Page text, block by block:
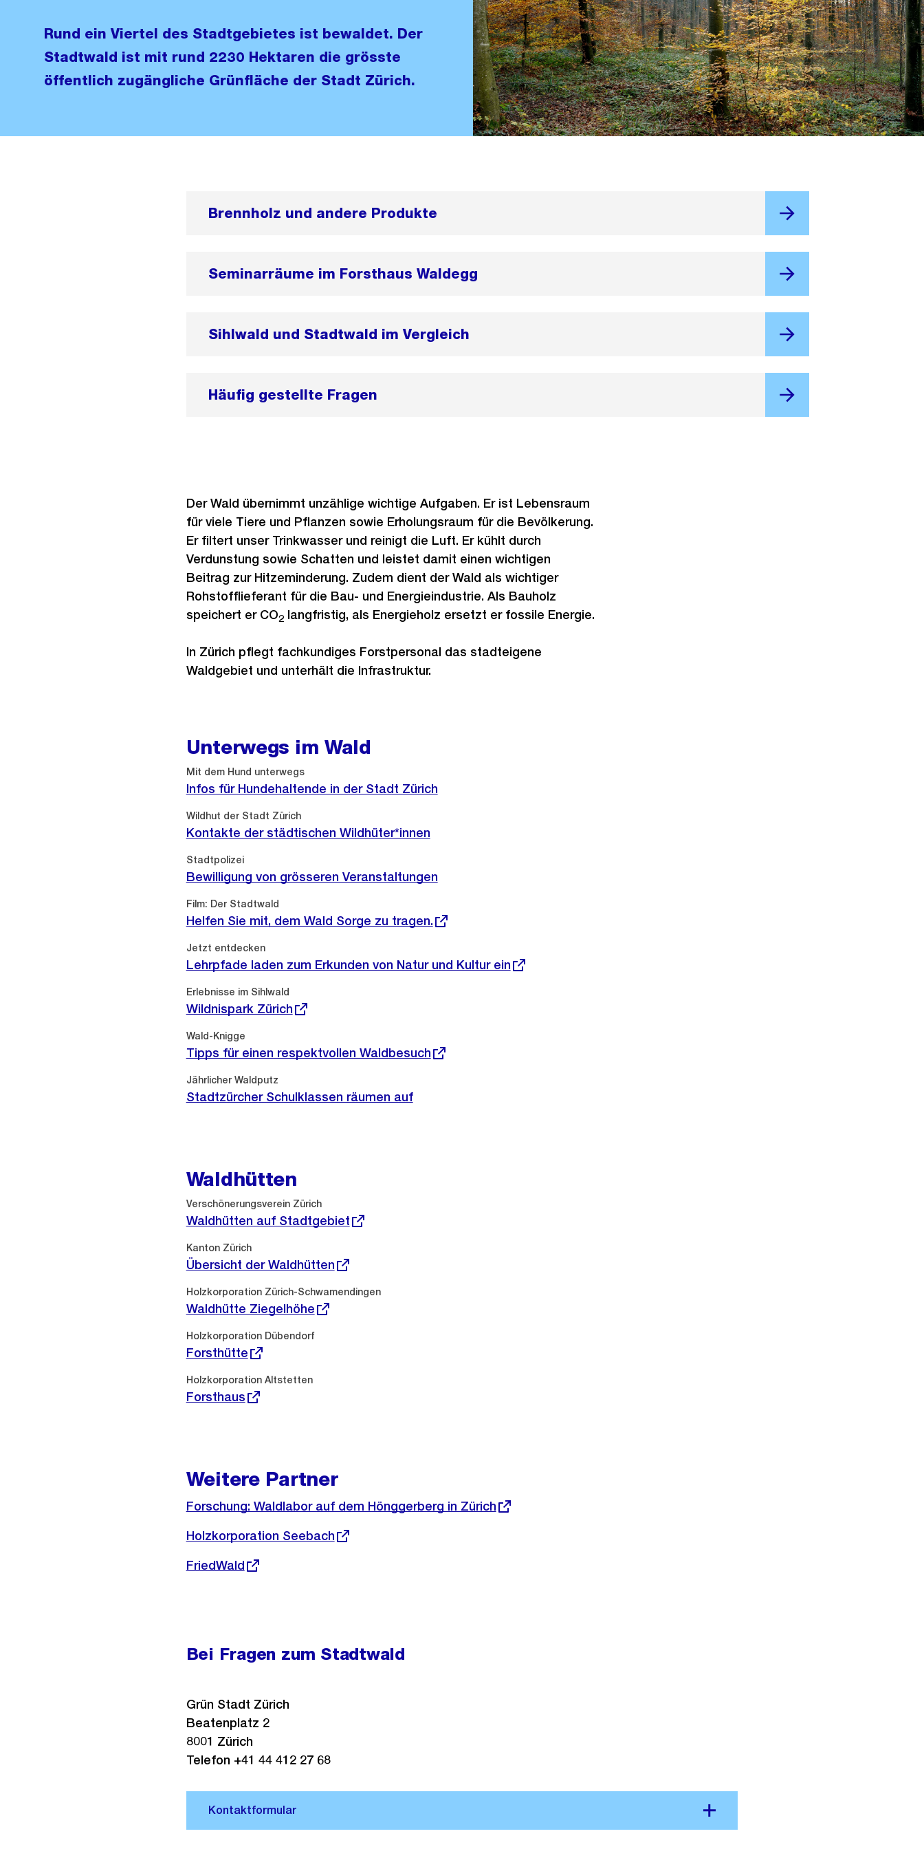
Rund ein Viertel des Stadtgebietes ist bewaldet. Der
Stadtwald ist mit rund 2230 Hektaren die grösste
öffentlich zugängliche Grünfläche der Stadt Zürich.
Brennholz und andere Produkte
Seminarräume im Forsthaus Waldegg
Sihlwald und Stadtwald im Vergleich
Häufig gestellte Fragen
Der Wald übernimmt unzählige wichtige Aufgaben. Er ist Lebensraum
für viele Tiere und Pflanzen sowie Erholungsraum für die Bevölkerung.
Er filtert unser Trinkwasser und reinigt die Luft. Er kühlt durch
Verdunstung sowie Schatten und leistet damit einen wichtigen
Beitrag zur Hitzeminderung. Zudem dient der Wald als wichtiger
Rohstofflieferant für die Bau- und Energieindustrie. Als Bauholz
speichert er CO2langfristig, als Energieholz ersetzt er fossile Energie.
In Zürich pflegt fachkundiges Forstpersonal das stadteigene
Waldgebiet und unterhält die Infrastruktur.
Unterwegs im Wald
Mit dem Hund unterwegs
Infos für Hundehaltende in der Stadt Zürich
Wildhut der Stadt Zürich
Kontakte der städtischen Wildhüter*innen
Stadtpolizei
Bewilligung von grösseren Veranstaltungen
Film: Der Stadtwald
Externer
Link:
Helfen Sie mit, dem Wald Sorge zu tragen.
Jetzt entdecken
Externer
Link:
Lehrpfade laden zum Erkunden von Natur und Kultur ein
Erlebnisse im Sihlwald
Externer
Link:
Wildnispark Zürich
Wald-Knigge
Externer
Link:
Tipps für einen respektvollen Waldbesuch
Jährlicher Waldputz
Stadtzürcher Schulklassen räumen auf
Waldhütten
Verschönerungsverein Zürich
Externer
Link:
Waldhütten auf Stadtgebiet
Kanton Zürich
Externer
Link:
Übersicht der Waldhütten
Holzkorporation Zürich-Schwamendingen
Externer
Link:
Waldhütte Ziegelhöhe
Holzkorporation Dübendorf
Externer
Link:
Forsthütte
Holzkorporation Altstetten
Externer
Link:
Forsthaus
Weitere Partner
Externer
Link:
Forschung: Waldlabor auf dem Hönggerberg in Zürich
Externer
Link:
Holzkorporation Seebach
Externer
Link:
FriedWald
Bei Fragen zum Stadtwald
Grün Stadt Zürich
Beatenplatz 2
8001 Zürich
Telefon +41 44 412 27 68